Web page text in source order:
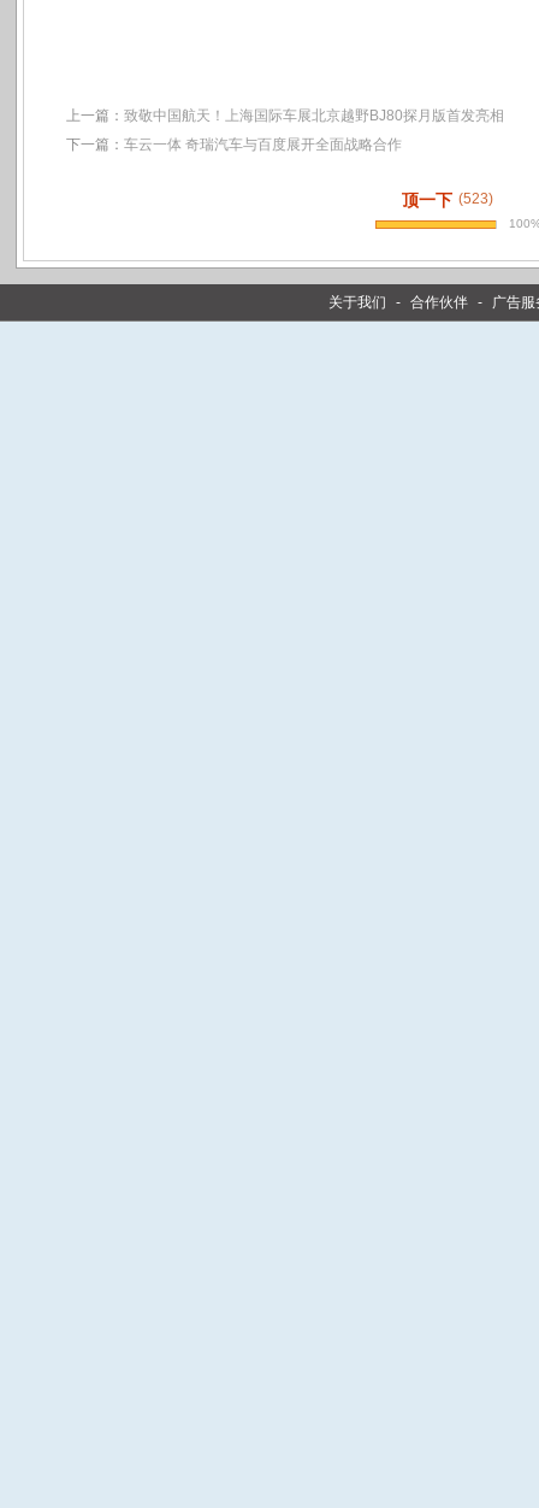
上一篇： 致敬中国航天！上海国际车展北京越野BJ80探月版首发亮相
下一篇： 车云一体 奇瑞汽车与百度展开全面战略合作
顶一下 (523)
关于我们 - 合作伙伴 - 广告服